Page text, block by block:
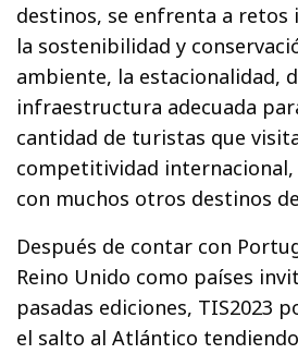
destinos, se enfrenta a
la sostenibilidad y
ambiente, la estacionalidad,
infraestructura adecuada
cantidad de turistas que
competitividad
con muchos otros destinos
Después de contar con
Reino Unido como países
pasadas ediciones, TIS2023
el salto al Atlántico